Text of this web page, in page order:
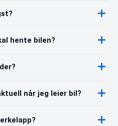
hente bilen?
når jeg leier bil?